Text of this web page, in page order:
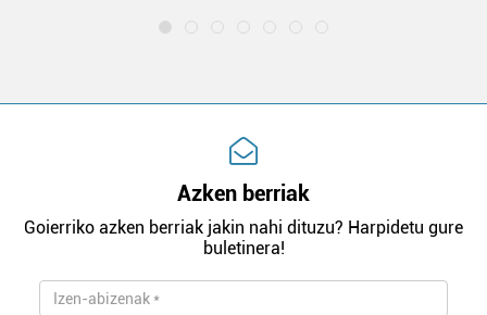
Azken berriak
Goierriko azken berriak jakin nahi dituzu? Harpidetu gure
buletinera!